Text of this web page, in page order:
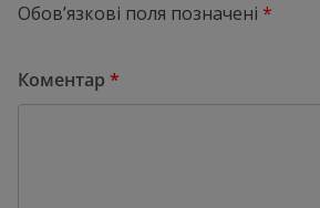
Обов’язкові поля позначені *
Коментар *